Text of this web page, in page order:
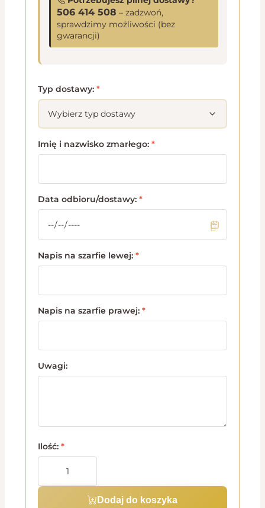
506 414 508 – zadzwoń,
sprawdzimy możliwości (bez
gwarancji)
Typ dostawy: *
Imię i nazwisko zmarłego: *
Data odbioru/dostawy: *
Napis na szarfie lewej: *
Napis na szarfie prawej: *
Uwagi:
Ilość: *
Dodaj do koszyka